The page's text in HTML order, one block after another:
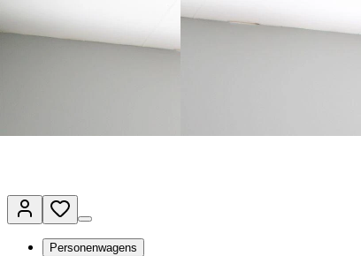
Terug naar www.vanmossel.nl
Van Mossel Automotive Group
Personenwagens